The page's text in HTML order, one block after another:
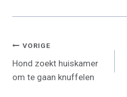
Bericht
Navigatie
VORIGE
Hond zoekt huiskamer
om te gaan knuffelen